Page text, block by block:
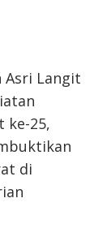
Asri Langit
ke-25,
di